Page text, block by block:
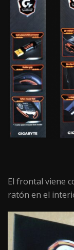
El frontal viene
ratón en el